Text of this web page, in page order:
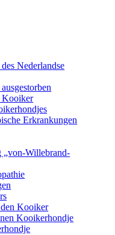
Nederlandse
Kooiker
Erkrankungen
„von-Willebrand-
Kooiker
Kooikerhondje